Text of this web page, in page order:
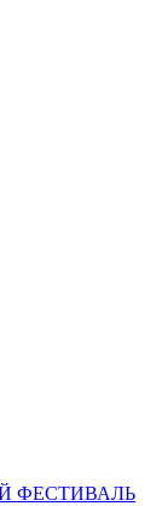
ФЕСТИВАЛЬ